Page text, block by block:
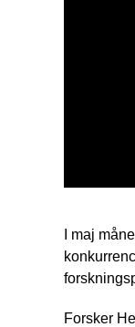
I maj
Forsker